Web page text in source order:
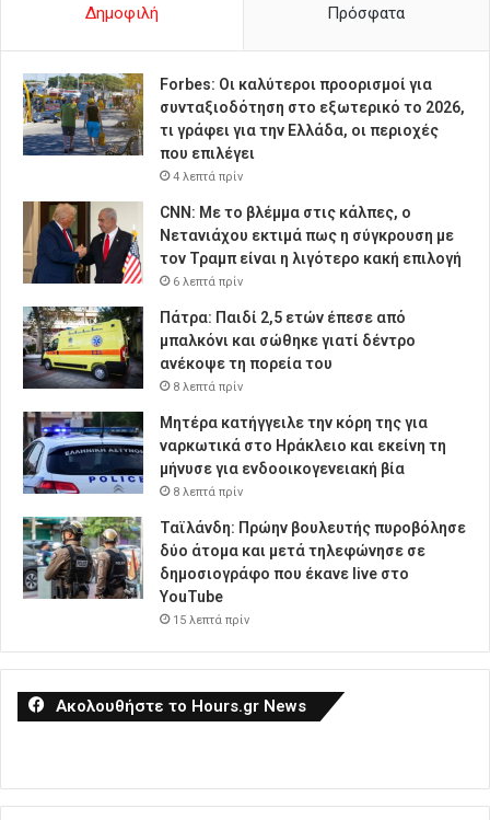
Δημοφιλή Πρόσφατα
Forbes: Οι καλύτεροι προορισμοί για
συνταξιοδότηση στο εξωτερικό το 2026,
τι γράφει για την Ελλάδα, οι περιοχές
που επιλέγει
4 λεπτά πρίν
CNN: Με το βλέμμα στις κάλπες, ο
Νετανιάχου εκτιμά πως η σύγκρουση με
τον Τραμπ είναι η λιγότερο κακή επιλογή
6 λεπτά πρίν
Πάτρα: Παιδί 2,5 ετών έπεσε από
μπαλκόνι και σώθηκε γιατί δέντρο
ανέκοψε τη πορεία του
8 λεπτά πρίν
Μητέρα κατήγγειλε την κόρη της για
ναρκωτικά στο Ηράκλειο και εκείνη τη
μήνυσε για ενδοοικογενειακή βία
8 λεπτά πρίν
Ταϊλάνδη: Πρώην βουλευτής πυροβόλησε
δύο άτομα και μετά τηλεφώνησε σε
δημοσιογράφο που έκανε live στο
YouTube
15 λεπτά πρίν
Ακολουθήστε το Hours.gr News